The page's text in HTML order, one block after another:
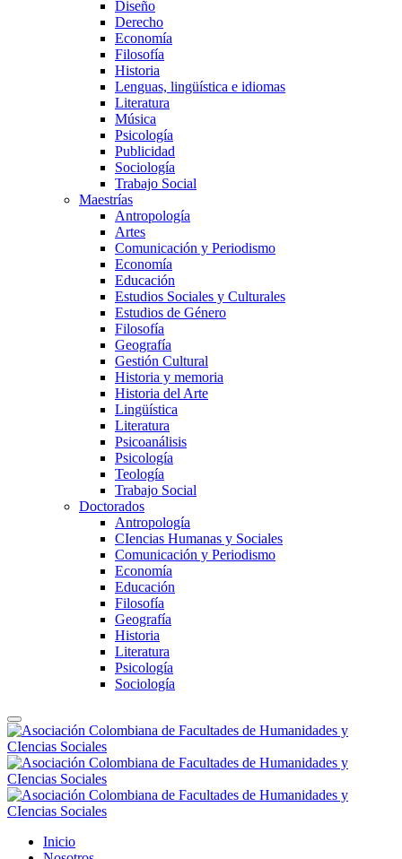
Diseño
Derecho
Economía
Filosofía
Historia
Lenguas, lingüística e idiomas
Literatura
Música
Psicología
Publicidad
Sociología
Trabajo Social
Maestrías
Antropología
Artes
Comunicación y Periodismo
Economía
Educación
Estudios Sociales y Culturales
Estudios de Género
Filosofía
Geografía
Gestión Cultural
Historia y memoria
Historia del Arte
Lingüística
Literatura
Psicoanálisis
Psicología
Teología
Trabajo Social
Doctorados
Antropología
CIencias Humanas y Sociales
Comunicación y Periodismo
Economía
Educación
Filosofía
Geografía
Historia
Literatura
Psicología
Sociología
Inicio